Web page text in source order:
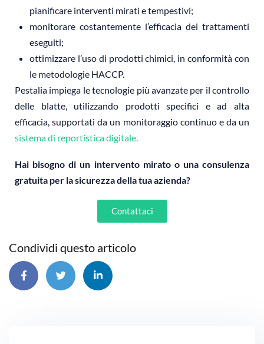
pianificare interventi mirati e tempestivi;
monitorare costantemente l’efficacia dei trattamenti
eseguiti;
ottimizzare l’uso di prodotti chimici, in conformità con
le metodologie HACCP.
Pestalia impiega le tecnologie più avanzate per il controllo
delle blatte, utilizzando prodotti specifici e ad alta
efficacia, supportati da un monitoraggio continuo e da un
sistema di reportistica digitale.
Hai bisogno di un intervento mirato o una consulenza
gratuita per la sicurezza della tua azienda?
Contattaci
Condividi questo articolo